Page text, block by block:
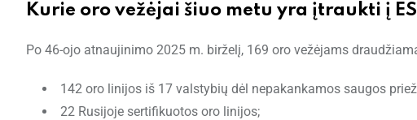
Kurie oro vežėjai šiuo metu yra įtraukti į
Po 46-ojo atnaujinimo 2025 m. birželį, 169 oro vežėjams
142 oro linijos iš 17 valstybių dėl nepakankamos saugos
22 Rusijoje sertifikuotos oro linijos;